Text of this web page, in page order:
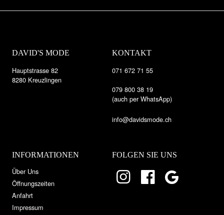
DAVID'S MODE
Hauptstrasse 82
8280 Kreuzlingen
KONTAKT
071 672 71 55
079 800 38 19
(auch per WhatsApp)
info@davidsmode.ch
INFORMATIONEN
Über Uns
Öffnungszeiten
Anfahrt
Impressum
FOLGEN SIE UNS